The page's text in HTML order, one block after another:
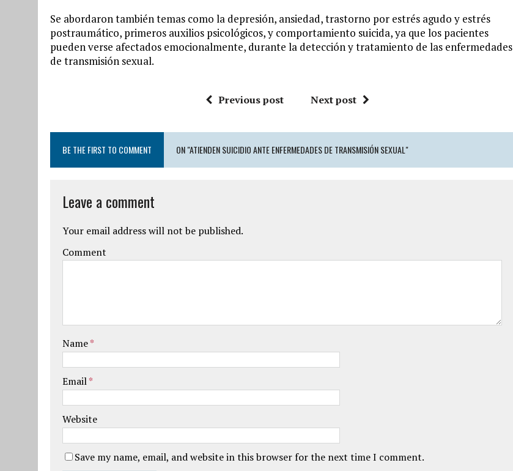
Se abordaron también temas como la depresión, ansiedad, trastorno por estrés agudo y estrés
postraumático, primeros auxilios psicológicos, y comportamiento suicida, ya que los pacientes
pueden verse afectados emocionalmente, durante la detección y tratamiento de las enfermedades
de transmisión sexual.
Previous post Next post
BE THE FIRST TO COMMENT ON "ATIENDEN SUICIDIO ANTE ENFERMEDADES DE TRANSMISIÓN SEXUAL"
Leave a comment
Your email address will not be published.
Comment
Name*
Email*
Website
Save my name, email, and website in this browser for the next time I comment.